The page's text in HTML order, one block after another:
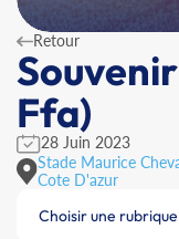
Retour
Ffa)
28 Juin 2023
Stade Maurice
Cote D'azur
Choisir une rubrique